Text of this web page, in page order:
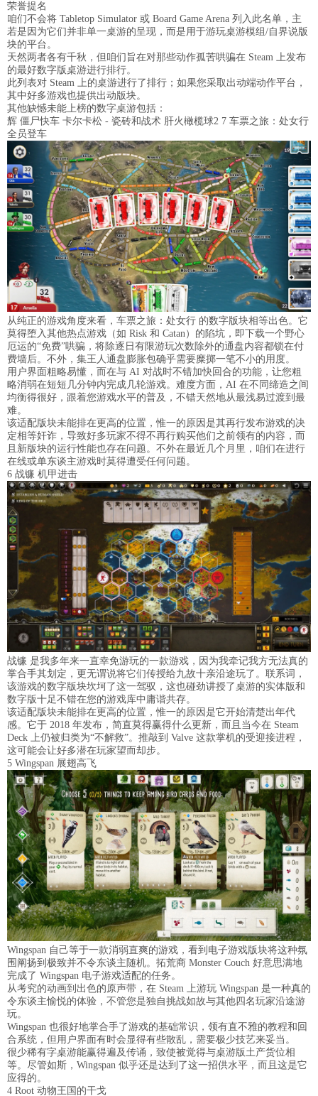
荣誉提名
咱们不会将 Tabletop Simulator 或 Board Game Arena 列入此名单，主
若是因为它们并非单一桌游的呈现，而是用于游玩桌游模组/自界说版
块的平台。
天然两者各有千秋，但咱们旨在对那些动作孤苦哄骗在 Steam 上发布
的最好数字版桌游进行排行。
此列表对 Steam 上的桌游进行了排行；如果您采取出动端动作平台，
其中好多游戏也提供出动版块。
其他缺憾未能上榜的数字桌游包括：
辉 僵尸快车 卡尔卡松 - 瓷砖和战术 肝火橄榄球2 7 车票之旅：处女行
全员登车
从纯正的游戏角度来看，车票之旅：处女行 的数字版块相等出色。它
莫得堕入其他热点游戏（如 Risk 和 Catan）的陷坑，即下载一个野心
厄运的“免费”哄骗，将除逐日有限游玩次数除外的通盘内容都锁在付
费墙后。不外，集王人通盘膨胀包确乎需要糜掷一笔不小的用度。
用户界面粗略易懂，而在与 AI 对战时不错加快回合的功能，让您粗
略消弱在短短几分钟内完成几轮游戏。难度方面，AI 在不同缔造之间
均衡得很好，跟着您游戏水平的普及，不错天然地从最浅易过渡到最
难。
该适配版块未能排在更高的位置，惟一的原因是其再行发布游戏的决
定相等奸诈，导致好多玩家不得不再行购买他们之前领有的内容，而
且新版块的运行性能也存在问题。不外在最近几个月里，咱们在进行
在线或单东谈主游戏时莫得遭受任何问题。
6 战镰 机甲进击
战镰 是我多年来一直幸免游玩的一款游戏，因为我牵记我方无法真的
掌合手其划定，更无谓说将它们传授给九故十亲沿途玩了。联系词，
该游戏的数字版块坎坷了这一驾驭，这也碰劲讲授了桌游的实体版和
数字版十足不错在您的游戏库中庸谐共存。
该适配版块未能排在更高的位置，惟一的原因是它开始清楚出年代
感。它于 2018 年发布，简直莫得赢得什么更新，而且当今在 Steam
Deck 上仍被归类为“不解救”。推敲到 Valve 这款掌机的受迎接进程，
这可能会让好多潜在玩家望而却步。
5 Wingspan 展翅高飞
Wingspan 自己等于一款消弱直爽的游戏，看到电子游戏版块将这种氛
围阐扬到极致并不令东谈主随机。拓荒商 Monster Couch 好意思满地
完成了 Wingspan 电子游戏适配的任务。
从考究的动画到出色的原声带，在 Steam 上游玩 Wingspan 是一种真的
令东谈主愉悦的体验，不管您是独自挑战如故与其他四名玩家沿途游
玩。
Wingspan 也很好地掌合手了游戏的基础常识，领有直不雅的教程和回
合系统，但用户界面有时会显得有些散乱，需要极少技艺来妥当。
很少稀有字桌游能赢得遍及传诵，致使被觉得与桌游版土产货位相
等。尽管如斯，Wingspan 似乎还是达到了这一招供水平，而且这是它
应得的。
4 Root 动物王国的干戈